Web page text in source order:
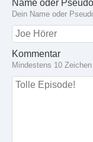
Name oder
Dein Name oder
Kommentar
Mindestens 10 Zeichen